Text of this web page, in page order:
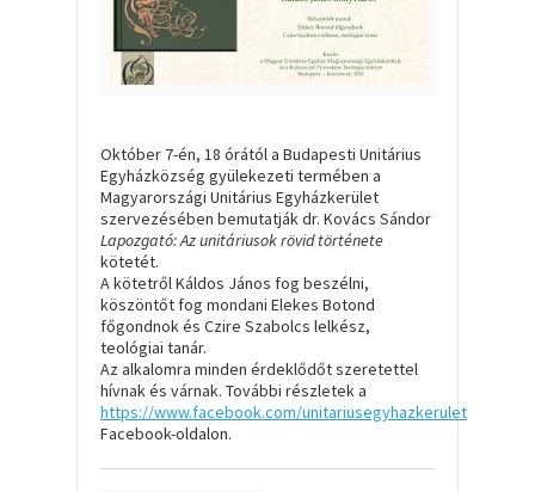
Október 7-én, 18 órától a Budapesti Unitárius
Egyházközség gyülekezeti termében a
Magyarországi Unitárius Egyházkerület
szervezésében bemutatják dr. Kovács Sándor
Lapozgató: Az unitáriusok rövid története
kötetét.
A kötetről Káldos János fog beszélni,
köszöntőt fog mondani Elekes Botond
főgondnok és Czire Szabolcs lelkész,
teológiai tanár.
Az alkalomra minden érdeklődőt szeretettel
hívnak és várnak. További részletek a
https://www.facebook.com/unitariusegyhazkerulet
Facebook-oldalon.